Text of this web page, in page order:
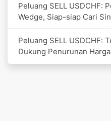
Peluang SELL USDCHF:
Wedge, Siap-siap Cari
Peluang SELL USDCHF:
Dukung Penurunan Harga